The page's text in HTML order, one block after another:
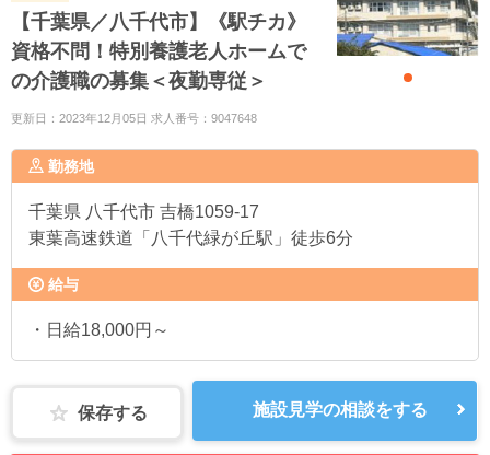
【千葉県／八千代市】《駅チカ》
資格不問！特別養護老人ホームで
の介護職の募集＜夜勤専従＞
更新日：2023年12月05日 求人番号：9047648
勤務地
千葉県 八千代市 吉橋1059-17
東葉高速鉄道「八千代緑が丘駅」徒歩6分
給与
・日給18,000円～
保存する 施設見学の相談をする